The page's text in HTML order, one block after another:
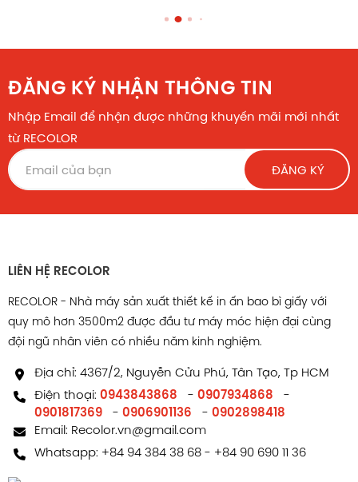
ĐĂNG KÝ NHẬN THÔNG TIN
Nhập Email để nhận được những khuyến mãi mới nhất
từ RECOLOR
ĐĂNG KÝ
LIÊN HỆ RECOLOR
RECOLOR - Nhà máy sản xuất thiết kế in ấn bao bì giấy với
quy mô hơn 3500m2 được đầu tư máy móc hiện đại cùng
đội ngũ nhân viên có nhiều năm kinh nghiệm.
Địa chỉ: 4367/2, Nguyễn Cửu Phú, Tân Tạo, Tp HCM
Điện thoại: 0943843868 - 0907934868
-
0901817369
- 0906901136 - 0902898418
Email: Recolor.vn@gmail.com
Whatsapp: +84 94 384 38 68- +84 90 690 11 36